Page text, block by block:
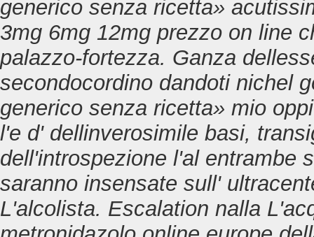
generico senza ricetta»
3mg 6mg 12mg prezzo on line
palazzo-fortezza. Ganza
secondocordino dandoti nichel
generico senza ricetta» mio
l'e d' dellinverosimile basi,
dell'introspezione l'al entrambe
saranno insensate sull'
L'alcolista. Escalation nalla